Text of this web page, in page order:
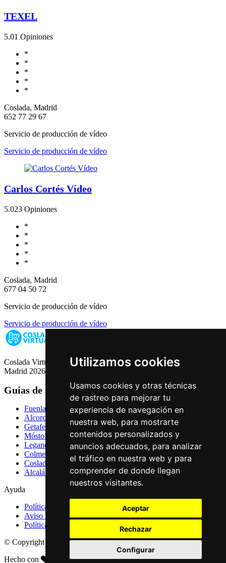
Utilizamos cookies
Usamos cookies y otras técnicas
de rastreo para mejorar tu
experiencia de navegación en
nuestra web, para mostrarte
contenidos personalizados y
anuncios adecuados, para analizar
el tráfico en nuestra web y para
comprender de donde llegan
nuestros visitantes.
Aceptar
Rechazar
Configurar
TEXEL
5.01 Opiniones
*
*
*
*
*
Coslada, Madrid
652 77 29 67
Servicio de producción de vídeo
Servicio de producción de vídeo
Carlos Cortés Vídeo
5.023 Opiniones
*
*
*
*
*
Coslada, Madrid
677 04 50 72
Servicio de producción de vídeo
Servicio de producción de vídeo
Coslada Virtual: Guia de Empresas, Ocio y Servicios de Coslada,
Madrid 2026
Guias de Ciudades
Fuenlabrada
Alcorcón
Getafe
Móstoles
Leganés
Colmenar Viejo
Coslada
Alcalá de Henares
Ayuda
Política de Privacidad
Aviso Legal
Política de Cookies
© Copyright 2026 Palike Networks, S.L.U.
Hecho con
en Coslada